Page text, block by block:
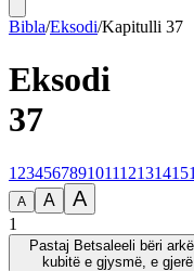
Bibla/Eksodi/Kapitulli 37
Eksodi
37
1 23456789101112131415
A A A
1
Pastaj Betsaleeli bëri
kubitë e gjysmë, e